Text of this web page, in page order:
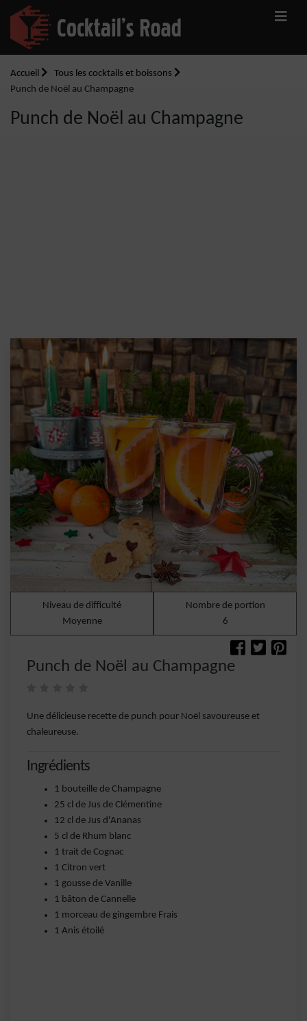
Accueil
Tous les cocktails et boissons
Punch de Noël au Champagne
Punch de Noël au Champagne
Niveau de difficulté
Moyenne
Nombre de portion
6
Punch de Noël au Champagne
Une délicieuse recette de punch pour Noël savoureuse et
chaleureuse.
Ingrédients
1 bouteille de Champagne
25 cl de Jus de Clémentine
12 cl de Jus d'Ananas
5 cl de Rhum blanc
1 trait de Cognac
1 Citron vert
1 gousse de Vanille
1 bâton de Cannelle
1 morceau de gingembre Frais
1 Anis étoilé